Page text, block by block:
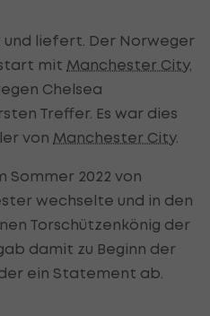
liefert. Der Norweger
mit Manchester City,
Chelsea
Treffer. Es war dies
von Manchester City.
Sommer 2022 von
wechselte und in den
Torschützenkönig der
damit zu Beginn der
ein Statement ab.